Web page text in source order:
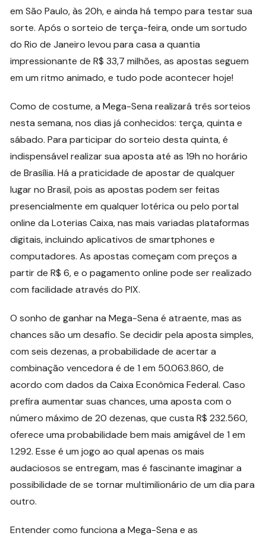
em São Paulo, às 20h, e ainda há tempo para testar sua
sorte. Após o sorteio de terça-feira, onde um sortudo
do Rio de Janeiro levou para casa a quantia
impressionante de R$ 33,7 milhões, as apostas seguem
em um ritmo animado, e tudo pode acontecer hoje!
Como de costume, a Mega-Sena realizará três sorteios
nesta semana, nos dias já conhecidos: terça, quinta e
sábado. Para participar do sorteio desta quinta, é
indispensável realizar sua aposta até as 19h no horário
de Brasília. Há a praticidade de apostar de qualquer
lugar no Brasil, pois as apostas podem ser feitas
presencialmente em qualquer lotérica ou pelo portal
online da Loterias Caixa, nas mais variadas plataformas
digitais, incluindo aplicativos de smartphones e
computadores. As apostas começam com preços a
partir de R$ 6, e o pagamento online pode ser realizado
com facilidade através do PIX.
O sonho de ganhar na Mega-Sena é atraente, mas as
chances são um desafio. Se decidir pela aposta simples,
com seis dezenas, a probabilidade de acertar a
combinação vencedora é de 1 em 50.063.860, de
acordo com dados da Caixa Econômica Federal. Caso
prefira aumentar suas chances, uma aposta com o
número máximo de 20 dezenas, que custa R$ 232.560,
oferece uma probabilidade bem mais amigável de 1 em
1.292. Esse é um jogo ao qual apenas os mais
audaciosos se entregam, mas é fascinante imaginar a
possibilidade de se tornar multimilionário de um dia para
outro.
Entender como funciona a Mega-Sena e as